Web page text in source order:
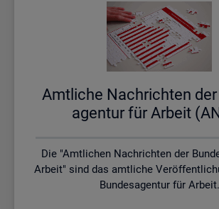
Amt­li­che Nach­rich­ten
agen­tur für Ar­beit
Die "Amtlichen Nachrichten der
Arbeit" sind das amtliche
Bundesagentur für Arbeit.